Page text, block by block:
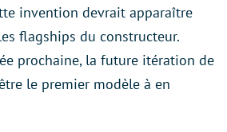
invention devrait apparaître
flagships du constructeur.
prochaine, la future itération de
le premier modèle à en